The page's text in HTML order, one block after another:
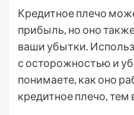
Кредитное плечо
прибыль, но оно
ваши убытки.
с осторожностью и
понимаете, как оно
кредитное плечо,